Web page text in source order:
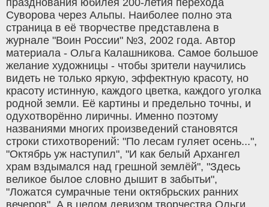
Суворова через Альпы. Наиболее полно эта
страница в её творчестве представлена в
журнале "Воин России" №3, 2002 года. Автор
материала - Ольга Калашникова. Самое большое
желание художницы - чтобы зрители научились
видеть не только яркую, эффектную красоту, но
красоту истинную, каждого цветка, каждого уголка
родной земли. Её картины и предельно точны, и
одухотворённо лиричны. Именно поэтому
названиями многих произведений становятся
строки стихотворений: "По лесам гуляет осень...",
"Октябрь уж наступил", "И как белый Архангел
храм вздымался над грешной землёй", "Здесь
великое былое словно дышит в забытьи",
"Ложатся сумрачные тени октябрьских ранних
вечеров". А в целом девизом творчества Ольги